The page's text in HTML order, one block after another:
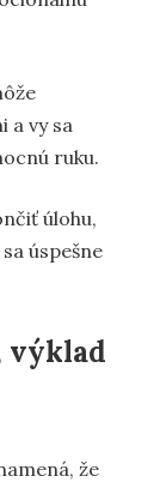
a vy sa
ruku.
úlohu,
úspešne
výklad
že